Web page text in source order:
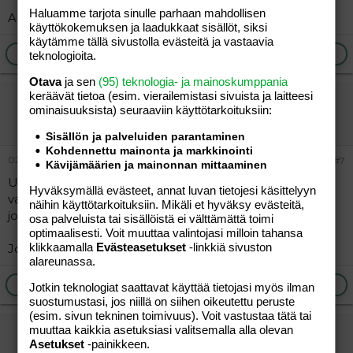
Aurinkoista ja iloista syksyä kaikille!
Ilmoita asiaton viesti
Joni32
02.09.2004 #7
Uskomatonta mutta totta! Kukaan ei tosiaan oo
vastannu, mutta kokeillaan joskus myöhemmin tai
jossain muualla!
Joni32_1@hotmail.com
Vastaa
Ilmoita asiaton viesti
eroottinen
Vieras
Haluamme tarjota sinulle parhaan mahdollisen
käyttökokemuksen ja laadukkaat sisällöt, siksi
käytämme tällä sivustolla evästeitä ja vastaavia
teknologioita.
Otavaja sen (95) teknologia- ja mainoskumppania
keräävät tietoa (esim. vierailemis­tasi sivuista ja laitteesi
ominaisuuk­sista) seuraaviin käyttötarkoituksiin:
Sisällön ja palveluiden parantaminen
Kohdennettu mainonta ja markkinointi
Kävijämäärien ja mainonnan mittaaminen
Hyväksymällä evästeet, annat luvan tietojesi käsittelyyn
näihin käyttötarkoituksiin. Mikäli et hyväksy evästeitä,
osa palveluista tai sisällöistä ei välttämättä toimi
optimaalisesti. Voit muuttaa valintojasi milloin tahansa
klikkaamalla Evästeasetukset -linkkiä sivuston
alareunassa.
Jotkin teknologiat saattavat käyttää tietojasi myös ilman
suostumustasi, jos niillä on siihen oikeutettu peruste
(esim. sivun tekninen toimivuus). Voit vastustaa tätä tai
muuttaa kaikkia asetuksiasi valitsemalla alla olevan
Asetukset -painikkeen.